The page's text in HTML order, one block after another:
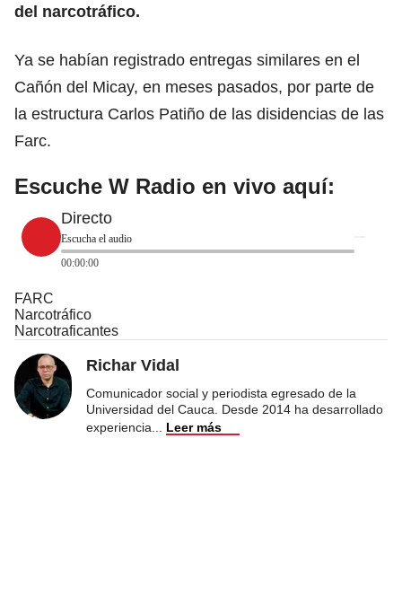
del narcotráfico.
Ya se habían registrado entregas similares en el
Cañón del Micay, en meses pasados, por parte de
la estructura Carlos Patiño de las disidencias de las
Farc.
Escuche W Radio en vivo aquí:
Directo
Escucha el audio
00:00:00
FARC
Narcotráfico
Narcotraficantes
Richar Vidal
Comunicador social y periodista egresado de la
Universidad del Cauca. Desde 2014 ha desarrollado
experiencia
Leer más